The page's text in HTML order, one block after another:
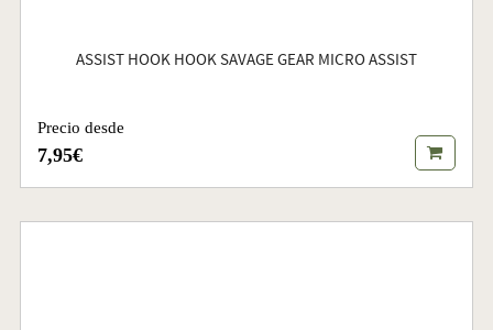
ASSIST HOOK HOOK SAVAGE GEAR MICRO ASSIST
Precio desde
7,95€